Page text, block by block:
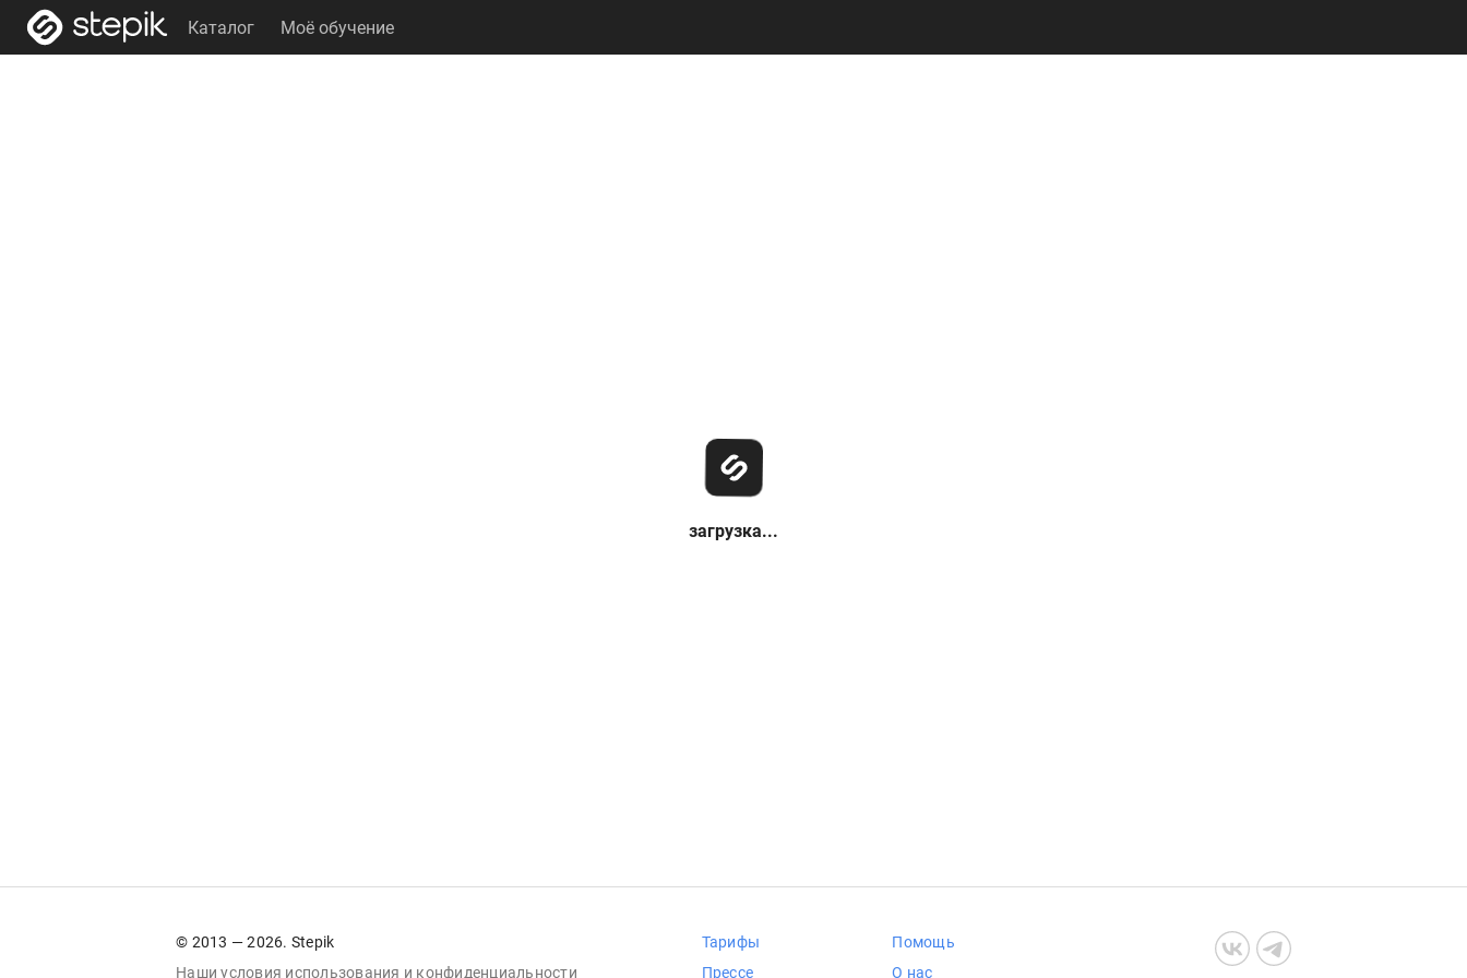
Каталог Моё обучение
загрузка...
© 2013 — 2026. Stepik
Наши условия использования и конфиденциальности
Тарифы
Прессе
Помощь
О нас